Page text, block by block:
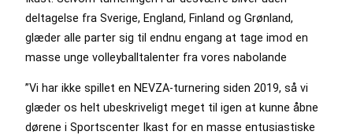
deltagelse fra Sverige, England, Finland og Grønland,
glæder alle parter sig til endnu engang at tage imod en
masse unge volleyballtalenter fra vores nabolande
”Vi har ikke spillet en NEVZA-turnering siden 2019, så vi
glæder os helt ubeskriveligt meget til igen at kunne åbne
dørene i Sportscenter Ikast for en masse entusiastiske